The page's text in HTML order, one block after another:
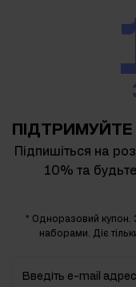
Підпишіться на
10% та
* Одноразовий купон.
наборами. Діє
Введіть e-mail